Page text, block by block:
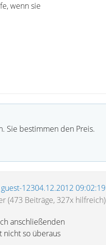
wenn sie
Sie bestimmen den Preis.
guest-12304.12.2012 09:02:19
(473 Beiträge, 327x hilfreich)
anschließenden
nicht so überaus